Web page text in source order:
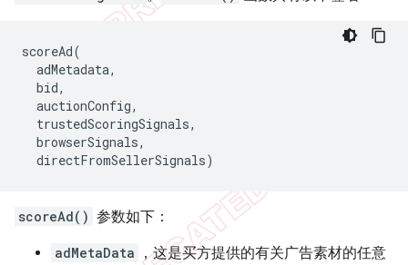
scoreAd(
adMetadata,
bid,
auctionConfig,
trustedScoringSignals,
browserSignals,
directFromSellerSignals)
scoreAd() 参数如下：
adMetaData
，这是买方提供的有关广告素材的任意